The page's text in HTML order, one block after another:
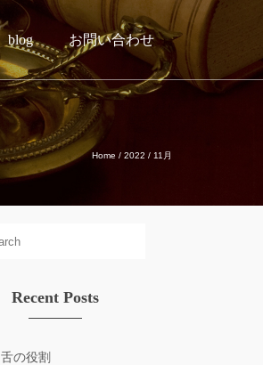
blog お問い合わせ
Home / 2022 / 11月
Recent Posts
舌の役割